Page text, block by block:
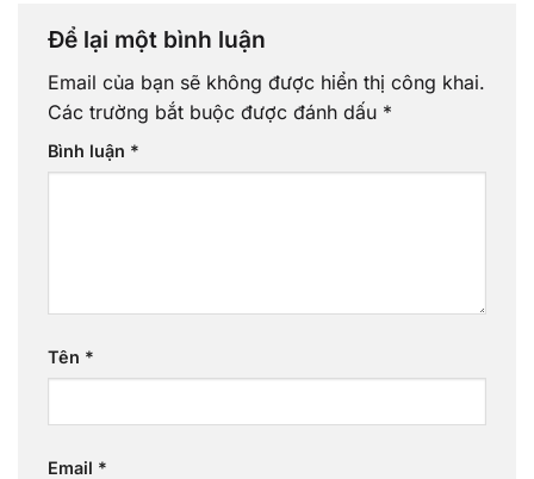
Để lại một bình luận
Email của bạn sẽ không được hiển thị công khai.
Các trường bắt buộc được đánh dấu *
Bình luận *
Tên *
Email *